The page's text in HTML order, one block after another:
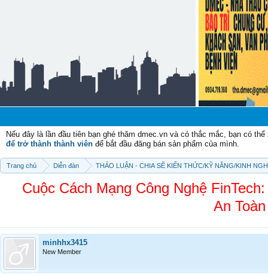
Nếu đây là lần đầu tiên bạn ghé thăm dmec.vn và có thắc mắc, bạn có
để trở thành thành viên để bắt đầu đăng bán sản phẩm của mình.
Trang chủ Diễn đàn THẢO LUẬN - CHIA SẼ KIẾN THỨC/KỸ NĂNG/KINH
Cuộc Cách Mạng Công Nghệ
An
minhhx3415
New Member